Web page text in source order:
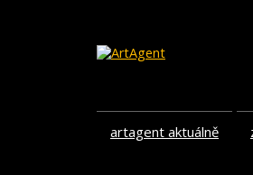
artagent aktuálně